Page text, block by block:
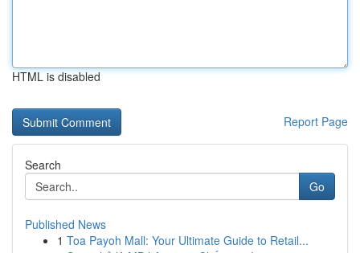
HTML is disabled
Report Page
Search
Go
Published News
1 Toa Payoh Mall: Your Ultimate Guide to Retail...